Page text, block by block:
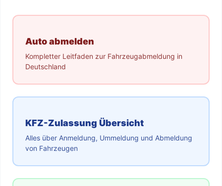
Auto abmelden
Kompletter Leitfaden zur Fahrzeugabmeldung in
Deutschland
KFZ-Zulassung Übersicht
Alles über Anmeldung, Ummeldung und Abmeldung
von Fahrzeugen